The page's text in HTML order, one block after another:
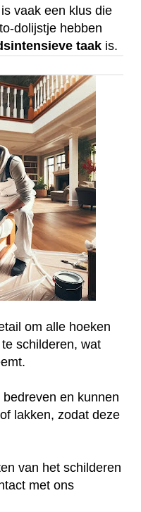
vaak een klus die
dolijstje hebben
taak is.
om alle hoeken
schilderen, wat
en kunnen
lakken, zodat deze
van het schilderen
met ons